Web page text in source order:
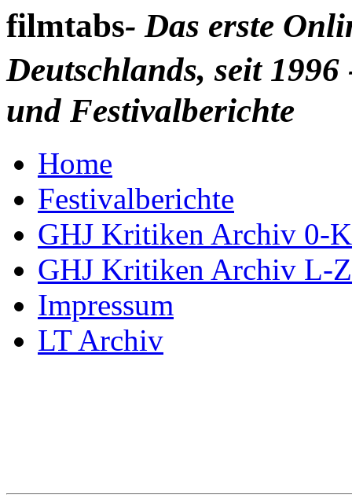
filmtabs- Das erste
Deutschlands, seit
und Festivalberichte
Home
Festivalberichte
GHJ Kritiken Archiv 0-K
GHJ Kritiken Archiv L-Z
Impressum
LT Archiv